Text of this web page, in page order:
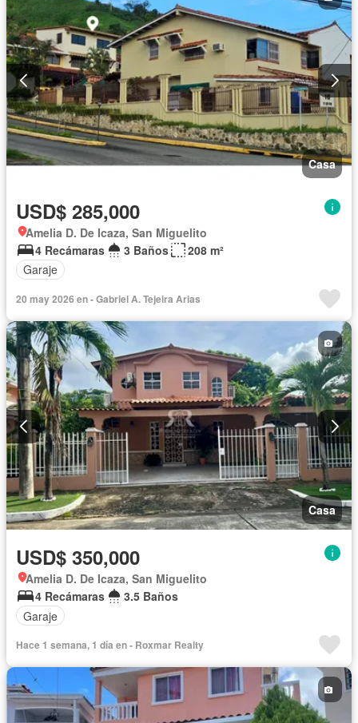
Casa
USD$ 285,000
Amelia D. De Icaza, San Miguelito
4 Recámaras
3 Baños
208 m²
Garaje
20 may 2026 en - Gabriel A. Tejeira Arias
Casa
USD$ 350,000
Amelia D. De Icaza, San Miguelito
4 Recámaras
3.5 Baños
Garaje
Hace 1 semana, 1 día en - Roxmar Realty